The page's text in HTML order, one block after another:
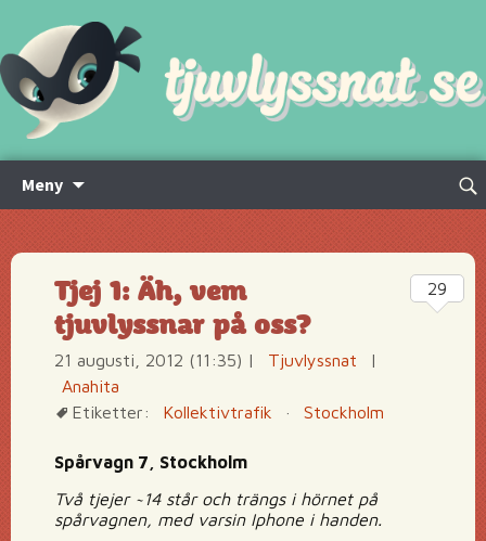
Meny
innehåll
Sök
Tjej 1: Äh, vem
tjuvlyssnar på oss?
21 augusti, 2012 (11:35) | Tjuvlyssnat
|
Anahita
Etiketter:
Kollektivtrafik · Stockholm
Spårvagn 7, Stockholm
Två tjejer ~14 står och trängs i hörnet på
spårvagnen, med varsin Iphone i handen.
29